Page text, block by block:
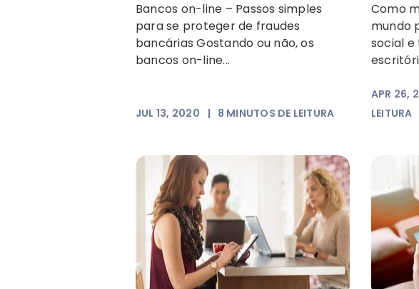
Bancos on-line – Passos simples
para se proteger de fraudes
bancárias Gostando ou não, os
bancos on-line...
JUL 13, 2020 | 8 MINUTOS DE LEITURA
Como
mundo
social e
APR 26,
LEITURA